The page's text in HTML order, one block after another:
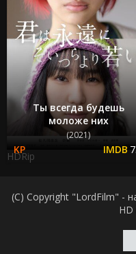
Ты всегда будешь
моложе них
(2021)
HDRip
(C) Copyright "LordFilm" -
HD